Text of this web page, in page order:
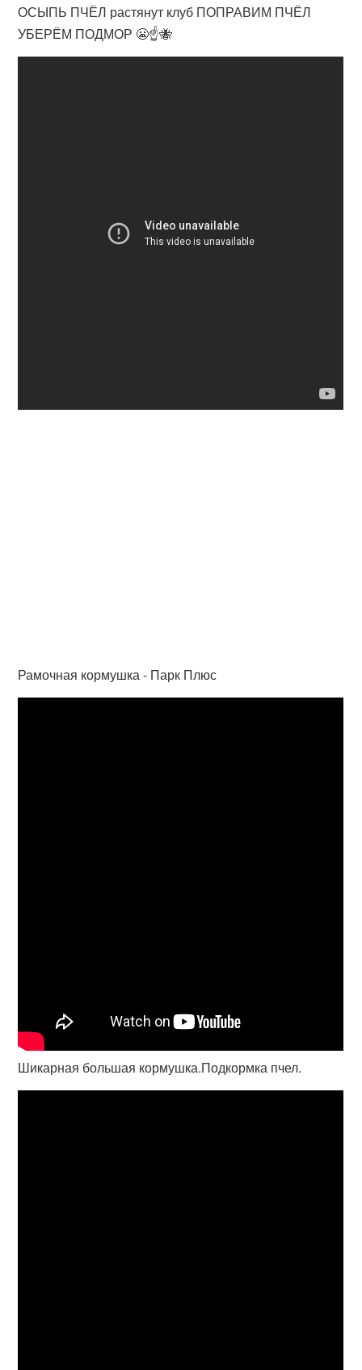
ОСЫПЬ ПЧЁЛ растянут клуб ПОПРАВИМ ПЧЁЛ
УБЕРЁМ ПОДМОР 😬☝️🐝
Рамочная кормушка - Парк Плюс
Шикарная большая кормушка.Подкормка пчел.